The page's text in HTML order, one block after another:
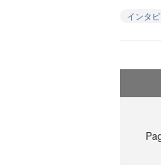
インタ